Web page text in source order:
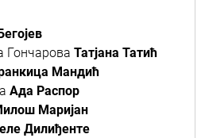
Гончарова Татјана Татић
Мандић
Ада Распор
Маријан
Дилиђенте